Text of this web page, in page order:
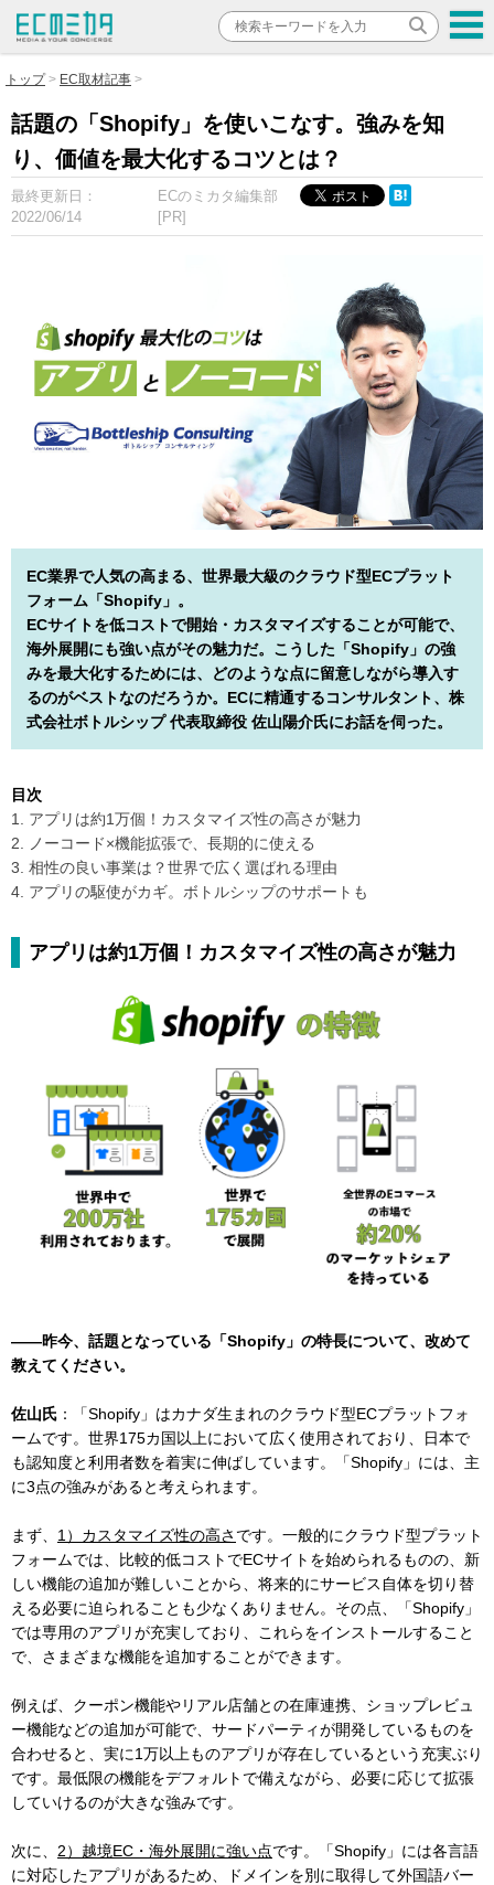
トップ EC取材記事
話題の「Shopify」を使いこなす。強みを知
り、価値を最大化するコツとは？
最終更新日：
2022/06/14
ECのミカタ編集部
[PR]
EC業界で人気の高まる、世界最大級のクラウド型ECプラット
フォーム「Shopify」。
ECサイトを低コストで開始・カスタマイズすることが可能で、
海外展開にも強い点がその魅力だ。こうした「Shopify」の強
みを最大化するためには、どのような点に留意しながら導入す
るのがベストなのだろうか。ECに精通するコンサルタント、株
式会社ボトルシップ 代表取締役 佐山陽介氏にお話を伺った。
目次
1. アプリは約1万個！カスタマイズ性の高さが魅力
2. ノーコード×機能拡張で、長期的に使える
3. 相性の良い事業は？世界で広く選ばれる理由
4. アプリの駆使がカギ。ボトルシップのサポートも
アプリは約1万個！カスタマイズ性の高さが魅力
——昨今、話題となっている「Shopify」の特長について、改めて
教えてください。
佐山氏 ：「Shopify」はカナダ生まれのクラウド型ECプラットフォ
ームです。世界175カ国以上において広く使用されており、日本で
も認知度と利用者数を着実に伸ばしています。「Shopify」には、主
に3点の強みがあると考えられます。
まず、 1）カスタマイズ性の高さ です。一般的にクラウド型プラット
フォームでは、比較的低コストでECサイトを始められるものの、新
しい機能の追加が難しいことから、将来的にサービス自体を切り替
える必要に迫られることも少なくありません。その点、「Shopify」
では専用のアプリが充実しており、これらをインストールすること
で、さまざまな機能を追加することができます。
例えば、クーポン機能やリアル店舗との在庫連携、ショップレビュ
ー機能などの追加が可能で、サードパーティが開発しているものを
合わせると、実に1万以上ものアプリが存在しているという充実ぶり
です。最低限の機能をデフォルトで備えながら、必要に応じて拡張
していけるのが大きな強みです。
次に、 2）越境EC・海外展開に強い点です。「Shopify」には各言語
に対応したアプリがあるため、ドメインを別に取得して外国語バー